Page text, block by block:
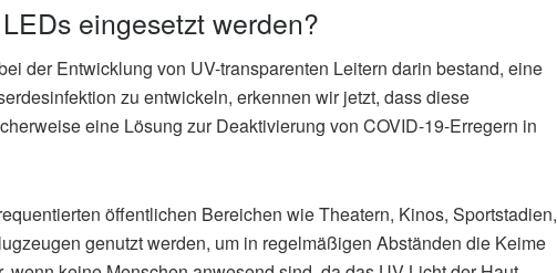
eingesetzt werden?
der Entwicklung von UV-transparenten Leitern darin bestand, eine
zu entwickeln, erkennen wir jetzt, dass diese
eine Lösung zur Deaktivierung von COVID-19-Erregern in
öffentlichen Bereichen wie Theatern, Kinos, Sportstadien,
genutzt werden, um in regelmäßigen Abständen die Keime